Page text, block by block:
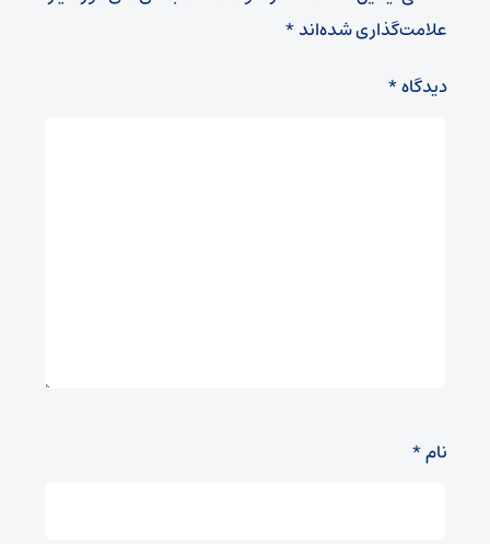
علامت‌گذاری شده‌اند*
دیدگاه*
نام*